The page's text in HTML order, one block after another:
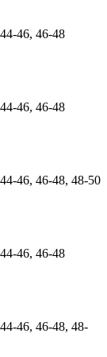
46, 46-48
46, 46-48
46, 46-48, 48-50
46, 46-48
46, 46-48, 48-